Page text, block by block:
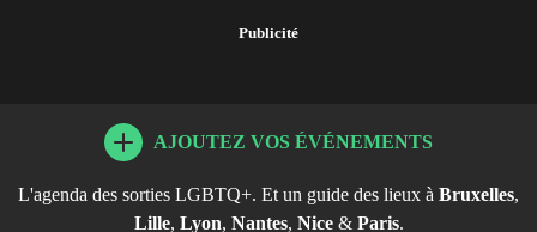
Publicité
AJOUTEZ VOS ÉVÉNEMENTS
L'agenda des sorties LGBTQ+. Et un guide des lieux à Bruxelles,
Lille, Lyon, Nantes, Nice& Paris.